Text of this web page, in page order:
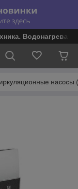
насосы